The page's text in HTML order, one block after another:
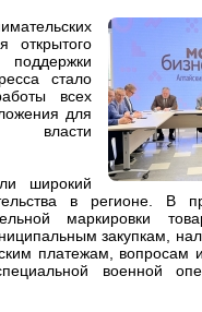
открытого
стало
всех
для
власти
широкий
в регионе. В
маркировки
закупкам,
платежам, вопросам
военной